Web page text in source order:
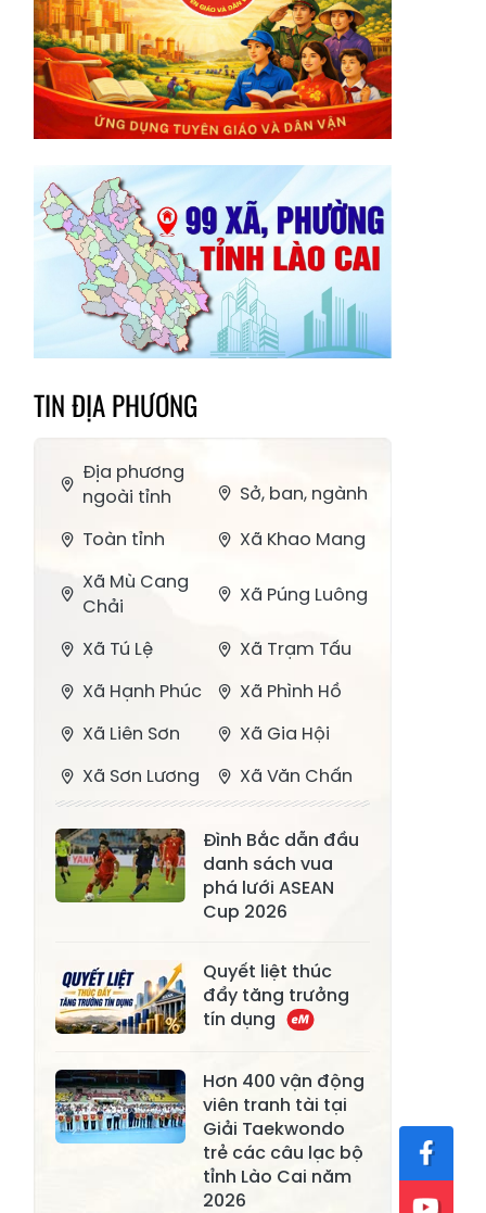
TIN ĐỊA PHƯƠNG
Địa phương
ngoài tỉnh
Sở, ban, ngành
Toàn tỉnh
Xã Khao Mang
Xã Mù Cang
Chải
Xã Púng Luông
Xã Tú Lệ
Xã Trạm Tấu
Xã Hạnh Phúc
Xã Phình Hồ
Xã Liên Sơn
Xã Gia Hội
Xã Sơn Lương
Xã Văn Chấn
Bằng La
Xã Chấn Thịnh
Xã Nghĩa Tâm
Xã Phong Dụ
Hạ
Xã Đông
Cuông
Xã Tân Hợp
Xã Mỏ Vàng
Xã Lâm
Thượng
Xã Tân Lĩnh
Đình Bắc dẫn đầu
danh sách vua
phá lưới ASEAN
Cup 2026
Quyết liệt thúc
đẩy tăng trưởng
tín dụng
Hơn 400 vận động
viên tranh tài tại
Giải Taekwondo
trẻ các câu lạc bộ
tỉnh Lào Cai năm
2026